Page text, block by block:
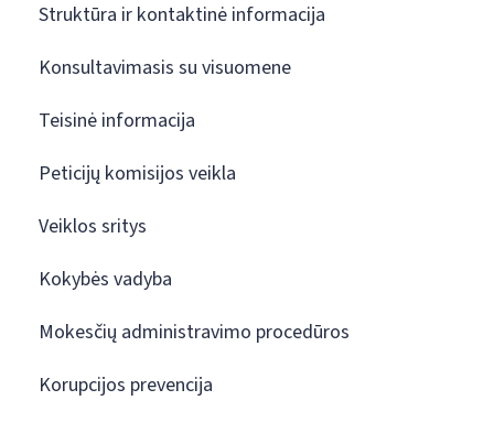
Struktūra ir kontaktinė informacija
Konsultavimasis su visuomene
Teisinė informacija
Peticijų komisijos veikla
Veiklos sritys
Kokybės vadyba
Mokesčių administravimo procedūros
Korupcijos prevencija